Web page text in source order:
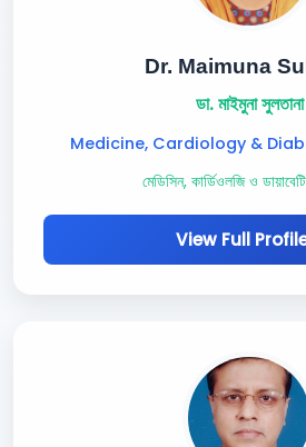
Dr. Maimuna
ডা. মাইমুনা সুলতানা
Medicine, Cardiology &
মেডিসিন, কার্ডিওলজি ও
View Full